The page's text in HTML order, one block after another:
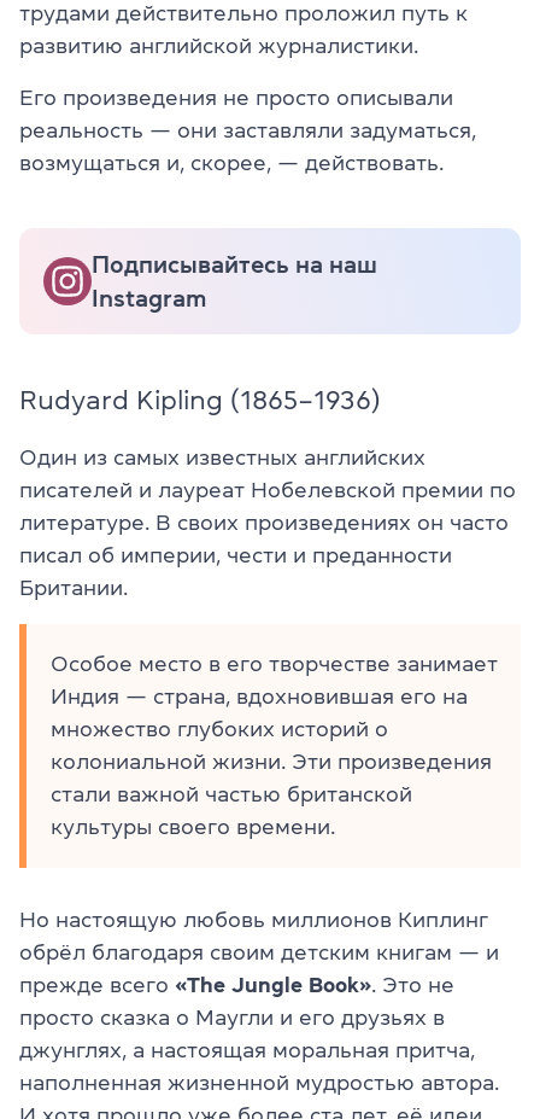
трудами действительно проложил путь к
развитию английской журналистики.
Его произведения не просто описывали
реальность — они заставляли задуматься,
возмущаться и, скорее, — действовать.
Подписывайтесь на наш
Instagram
Rudyard Kipling (1865–1936)
Один из самых известных английских
писателей и лауреат Нобелевской премии по
литературе. В своих произведениях он часто
писал об империи, чести и преданности
Британии.
Особое место в его творчестве занимает
Индия — страна, вдохновившая его на
множество глубоких историй о
колониальной жизни. Эти произведения
стали важной частью британской
культуры своего времени.
Но настоящую любовь миллионов Киплинг
обрёл благодаря своим детским книгам — и
прежде всего «The Jungle Book». Это не
просто сказка о Маугли и его друзьях в
джунглях, а настоящая моральная притча,
наполненная жизненной мудростью автора.